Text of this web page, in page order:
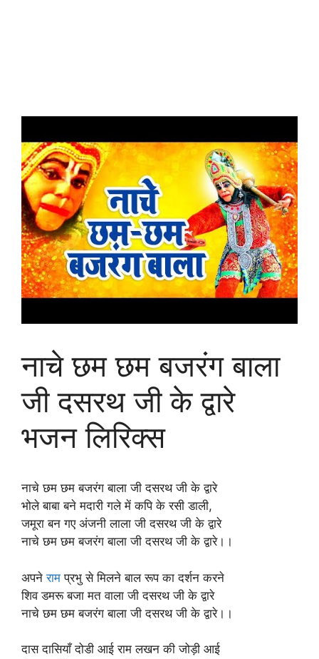
नाचे छम छम बजरंग बाला
जी दसरथ जी के द्वारे
भजन लिरिक्स
नाचे छम छम बजरंग बाला जी दसरथ जी के द्वारे
भोले बाबा बने मदारी गले में कपि के रसी डाली,
जमूरा बन गए अंजनी लाला जी दसरथ जी के द्वारे
नाचे छम छम बजरंग बाला जी दसरथ जी के द्वारे।।
अपनेराम प्रभु से मिलने बाल रूप का दर्शन करने
शिव डमरू बजा मत वाला जी दसरथ जी के द्वारे
नाचे छम छम बजरंग बाला जी दसरथ जी के द्वारे।।
दास दासियाँ दोडी आई राम लखन की जोड़ी आई